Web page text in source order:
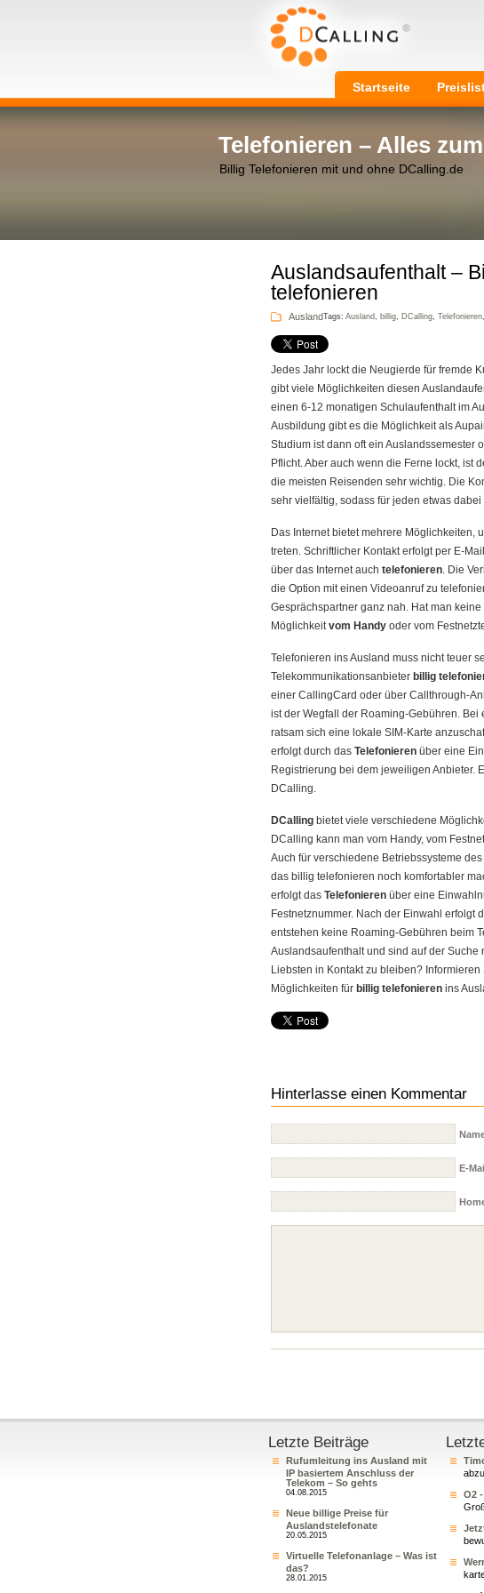
Startseite
Telefonieren – Alles
Billig Telefonieren mit und ohne DCalling.de
Auslandsaufenthalt –
telefonieren
Tags: Ausland, billig, DCalling, Telefonieren,
Ausland
Jedes Jahr lockt die Neugierde für fremde
gibt viele Möglichkeiten diesen
einen 6-12 monatigen Schulaufenthalt im
Ausbildung gibt es die Möglichkeit als
Studium ist dann oft ein Auslandssemester
Pflicht. Aber auch wenn die Ferne lockt, ist
die meisten Reisenden sehr wichtig. Die
sehr vielfältig, sodass für jeden etwas dabei
Das Internet bietet mehrere Möglichkeiten,
treten. Schriftlicher Kontakt erfolgt per E-
über das Internet auch telefonieren. Die
die Option mit einen Videoanruf zu
Gesprächspartner ganz nah. Hat man
Möglichkeitvom Handy oder vom
Telefonieren ins Ausland muss nicht teuer
Telekommunikationsanbieter billig
einer CallingCard oder über Callthrough-
ist der Wegfall der Roaming-Gebühren.
ratsam sich eine lokale SIM-Karte
erfolgt durch das Telefonieren über eine
Registrierung bei dem jeweiligen Anbieter.
DCalling.
DCalling bietet viele verschiedene
DCalling kann man vom Handy, vom
Auch für verschiedene Betriebssysteme
das billig telefonieren noch komfortabler
erfolgt das Telefonieren über eine
Festnetznummer. Nach der Einwahl erfolgt
entstehen keine Roaming-Gebühren beim
Auslandsaufenthalt und sind auf der
Liebsten in Kontakt zu bleiben?
Möglichkeiten für billig telefonieren ins
Hinterlasse einen Kommentar
E-
Letzte Beiträge
Rufumleitung ins Ausland mit
IP basiertem Anschluss der
Telekom – So gehts
04.08.2015
Neue billige Preise für
Auslandstelefonate
20.05.2015
Virtuelle Telefonanlage – Was ist
das?
28.01.2015
O2